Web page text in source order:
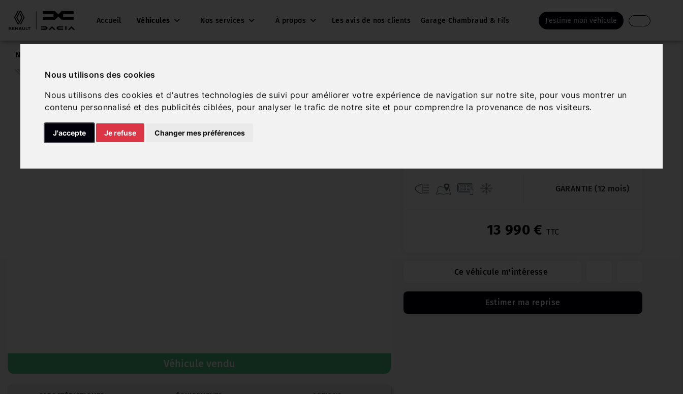
Nous utilisons des cookies
Nous utilisons des cookies et d'autres technologies de suivi pour améliorer votre expérience de navigation sur notre site, pour vous montrer un
contenu personnalisé et des publicités ciblées, pour analyser le trafic de notre site et pour comprendre la provenance de nos visiteurs.
J'accepte Je refuse Changer mes préférences
Accueil Véhicules Nos services À propos Les avis de nos clients Garage Chambraud & Fils J'estime mon véhicule
Nos véhicules
Véhicule vendu
RENAULT MEGANE BERLINE
INTENS ENERGY TCE 130 EDC
GARANTIE (12 mois)
13 990 €TTC
Ce véhicule m'intéresse
Estimer ma reprise